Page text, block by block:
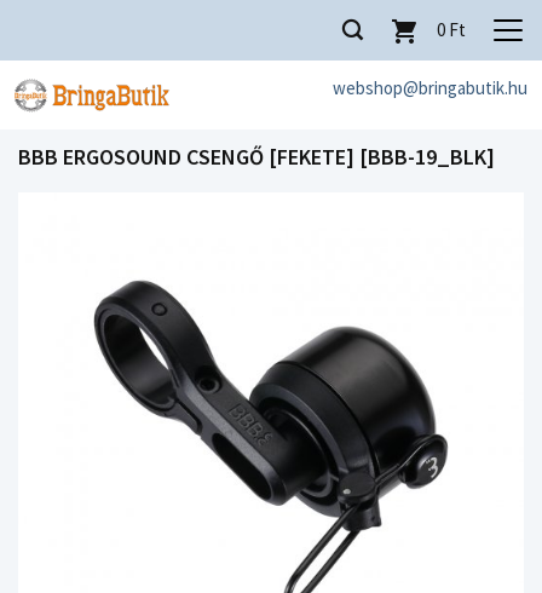
webshop@bringabutik.hu
0 Ft
BBB ERGOSOUND CSENGŐ [FEKETE] [BBB-19_BLK]